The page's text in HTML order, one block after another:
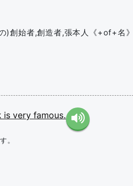
)創始者,創造者,張本人《+of+名
is very famous.
。